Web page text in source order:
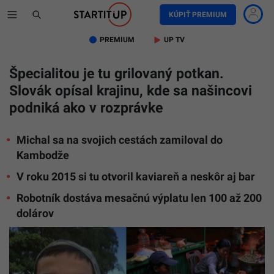
KÚPIŤ PREMIUM
PREMIUM UP TV
Špecialitou je tu grilovaný potkan.
Slovák opísal krajinu, kde sa našincovi
podniká ako v rozprávke
Michal sa na svojich cestách zamiloval do
Kambodže
V roku 2015 si tu otvoril kaviareň a neskôr aj bar
Robotník dostáva mesačnú výplatu len 100 až 200
dolárov